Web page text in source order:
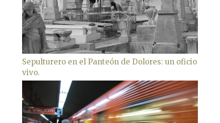
Sepulturero en el Panteón de Dolores: un oficio
vivo.